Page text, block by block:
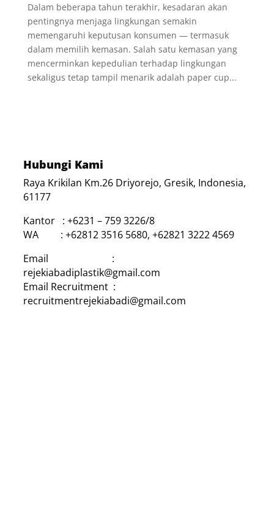
Dalam beberapa tahun terakhir, kesadaran akan
pentingnya menjaga lingkungan semakin
memengaruhi keputusan konsumen — termasuk
dalam memilih kemasan. Salah satu kemasan yang
mencerminkan kepedulian terhadap lingkungan
sekaligus tetap tampil menarik adalah paper cup...
Hubungi Kami
Raya Krikilan Km.26 Driyorejo, Gresik, Indonesia,
61177
Kantor : +6231 – 759 3226/8
WA : +62812 3516 5680, +62821 3222 4569
Email :
rejekiabadiplastik@gmail.com
Email Recruitment :
recruitmentrejekiabadi@gmail.com